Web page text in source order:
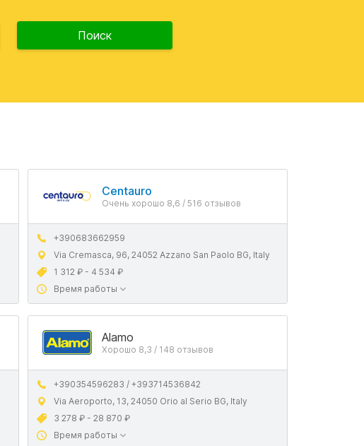
Поиск
Centauro
Очень хорошо 8,6 / 516 отзывов
+390683662959
Via Cremasca, 96, 24052 Azzano San Paolo BG, Italy
1 312 ₽ - 4 534 ₽
Время работы
Alamo
Хорошо 8,3 / 148 отзывов
+390354596283 / +393714536842
Via Aeroporto, 13, 24050 Orio al Serio BG, Italy
3 278 ₽ - 28 870 ₽
Время работы